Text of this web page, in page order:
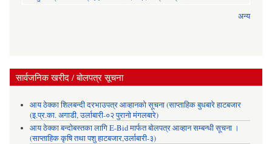
अन्य
सार्वजनिक खरीद / बोलपत्र सूचना
आय ठेक्का शिलबन्दी दरभाउपत्र आव्हानको सूचना (साप्ताहिक बुधबारे हाटबजार
(इ.प्र.का. अगाडी, उर्लाबारी-०२ पुरानो मंगलबारे)
आय ठेक्का बन्दोबस्तका लागि E-Bid मार्फत बोलपत्र आव्हान सम्बन्धी सूचना ।
(साप्ताहिक कृषि तथा पशु हाटबजार,उर्लाबारी-३)